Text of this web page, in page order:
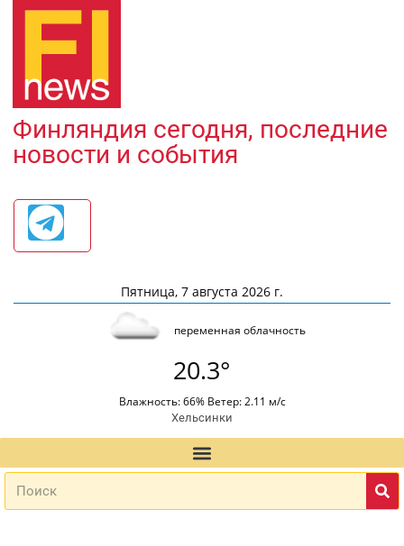
Финляндия сегодня, последние
новости и события
Пятница, 7 августа 2026 г.
переменная облачность
20.3°
Влажность: 66% Ветер: 2.11 м/с
Хельсинки